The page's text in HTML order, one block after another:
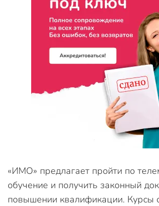
«ИМО» предлагает пройти по
обучение и получить законный
повышении квалификации. Курсы